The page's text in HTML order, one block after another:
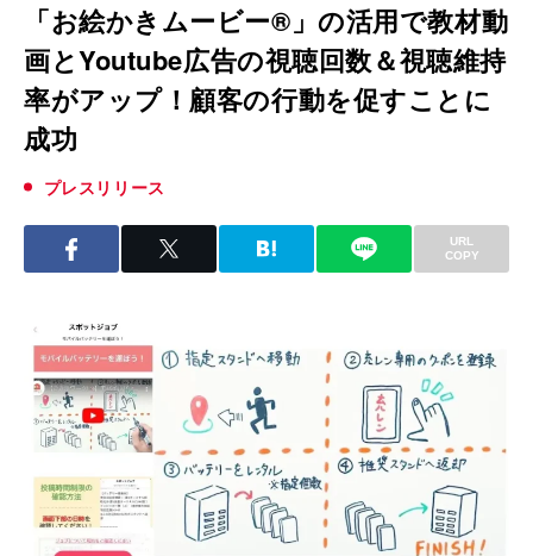
「お絵かきムービー®」の活用で教材動
画とYoutube広告の視聴回数＆視聴維持
率がアップ！顧客の行動を促すことに
成功
プレスリリース
URL
COPY